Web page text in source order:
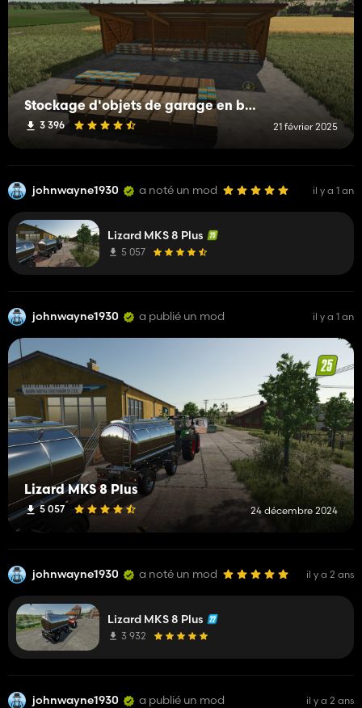
Stockage d'objets de garage en bois
3 396 21 février 2025
johnwayne1930 a noté un mod il y a 1 an
Lizard MKS 8 Plus
5 057
johnwayne1930 a publié un mod il y a 1 an
Lizard MKS 8 Plus
5 057 24 décembre 2024
johnwayne1930 a noté un mod il y a 2 ans
Lizard MKS 8 Plus
3 932
johnwayne1930 a publié un mod il y a 2 ans